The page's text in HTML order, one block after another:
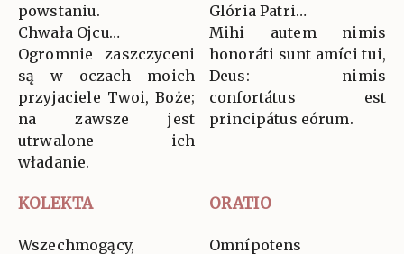
powstaniu.
Chwała Ojcu…
Ogromnie zaszczyceni
są w oczach moich
przyjaciele Twoi, Boże;
na zawsze jest
utrwalone ich
władanie.
Glória Patri…
Mihi autem nimis
honoráti sunt amíci tui,
Deus: nimis
confortátus est
principátus eórum.
KOLEKTA ORATIO
Wszechmogący,
Omnípotens